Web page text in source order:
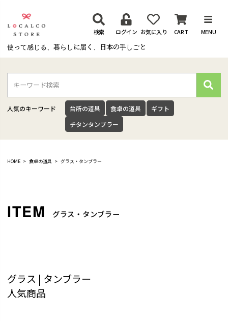
使って感じる、暮らしに届く、日本の手しごと
検索 ログイン お気に入り CART MENU
検
索
人気のキーワード 台所の道具 食卓の道具
ギフト
チタンタンブラー
HOME 食卓の道具 グラス・タンブラー
グラス・タンブラー
グラス | タンブラー
人気商品